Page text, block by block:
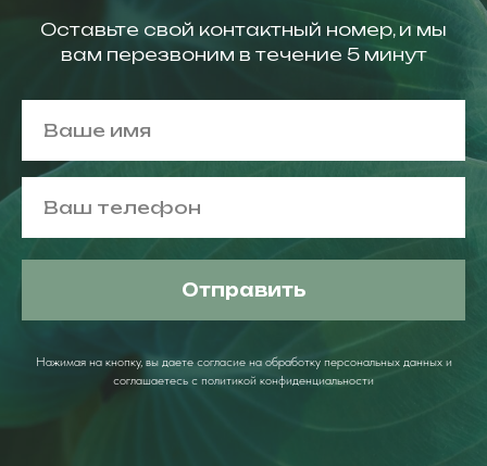
Оставьте свой контактный номер, и мы
вам перезвоним в течение 5 минут
Отправить
Нажимая на кнопку, вы даете согласие на обработку персональных данных и
соглашаетесь c политикой конфиденциальности